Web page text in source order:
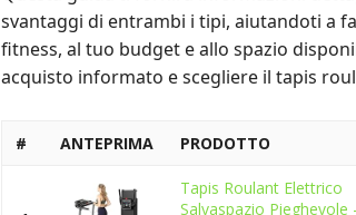
svantaggi di entrambi i tipi, aiutandoti a
fitness, al tuo budget e allo spazio
acquisto informato e scegliere il tapis
# ANTEPRIMA PRODOTTO
Tapis Roulant Elettrico
Salvaspazio Pieghevole -